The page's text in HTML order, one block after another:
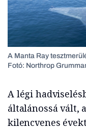
A Manta Ray
Fotó: Northrop
A légi
általánossá vált,
kilencvenes